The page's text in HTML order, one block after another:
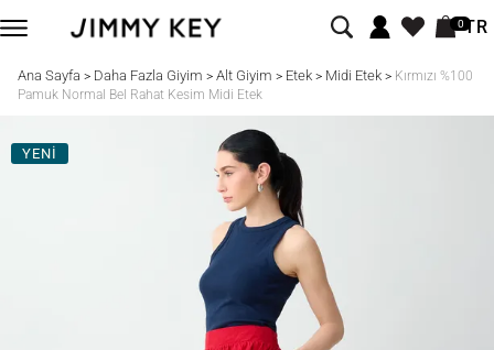
0TR
Ana Sayfa > Daha Fazla Giyim > Alt Giyim > Etek> Midi Etek> Kırmızı %100
Pamuk Normal Bel Rahat Kesim Midi Etek
YENİ